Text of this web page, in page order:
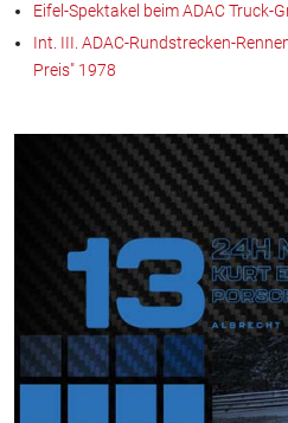
Eifel-Spektakel beim ADAC Truck-
Int. III. ADAC-Rundstrecken-
Preis" 1978